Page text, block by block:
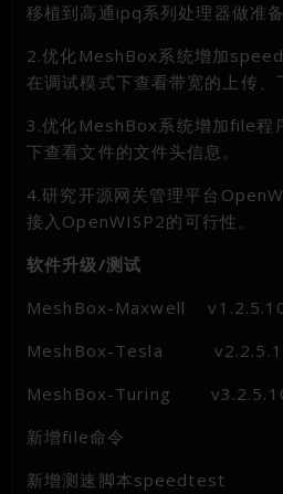
移植到高通ipq系列处理器做准备
2.优化MeshBox系统增加
在调试模式下查看带宽的上传、
3.优化MeshBox系统增加file程
下查看文件的文件头信息。
4.研究开源网关管理平台
接入OpenWISP2的可行性。
软件升级/测试
MeshBox-Maxwell
MeshBox-Tesla
MeshBox-Turing
新增file命令
新增测速脚本speedtest